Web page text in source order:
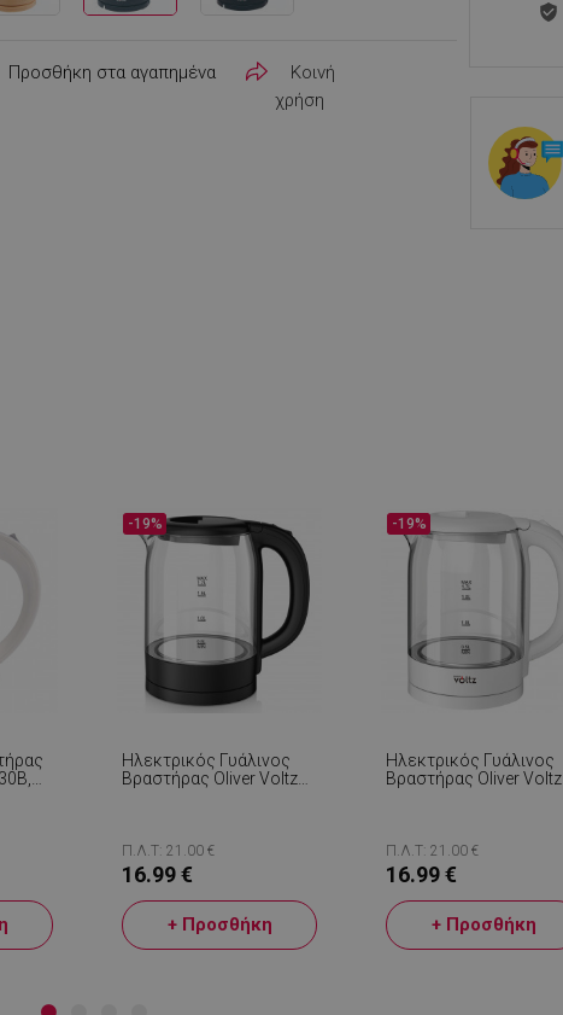
Κοινή
χρήση
Ηλεκτρικός Γυάλινος
Βραστήρας Oliver Voltz
360C, Μαύρο
-19%
Π.Λ.Τ: 21.00 €
16.99 €
+ Προσθήκη
Ηλεκτρικός Γυάλινος
Βραστήρας Oliver Voltz
360C, Λευκό
-19%
Π.Λ.Τ: 21.00 €
16.99 €
+ Προσθήκη